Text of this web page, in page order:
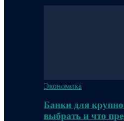
Экономика
Банки для
выбрать и что